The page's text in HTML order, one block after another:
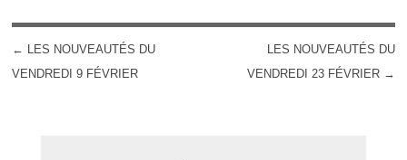
POST NAVIGATION
← LES NOUVEAUTÉS DU
VENDREDI 9 FÉVRIER
LES NOUVEAUTÉS DU
VENDREDI 23 FÉVRIER →